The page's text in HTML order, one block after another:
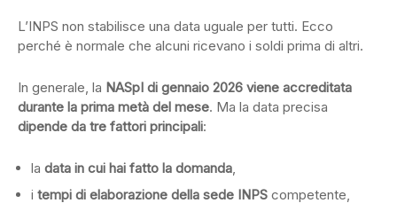
L’INPS non stabilisce una data uguale per tutti. Ecco
perché è normale che alcuni ricevano i soldi prima di altri.
In generale, la NASpI di gennaio 2026 viene accreditata
durante la prima metà del mese. Ma la data precisa
dipende da tre fattori principali:
la data in cui hai fatto la domanda,
i tempi di elaborazione della sede INPS competente,